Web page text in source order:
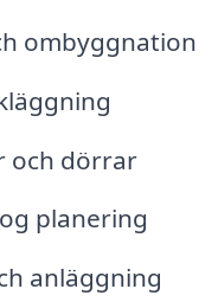
ombyggnation
och dörrar
planering
anläggning